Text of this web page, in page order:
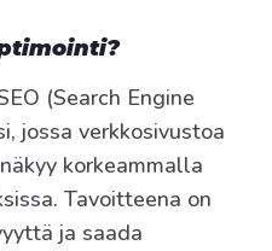
(Search Engine
jossa verkkosivustoa
korkeammalla
Tavoitteena on
ja saada